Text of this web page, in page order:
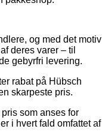
og med det motiv
deres varer – til
gebyrfri levering.
rabat på Hübsch
skarpeste pris.
som anses for
i hvert fald omfattet af